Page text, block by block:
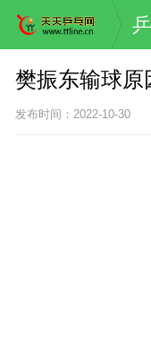
樊振东输球原
发布时间：2022-10-30